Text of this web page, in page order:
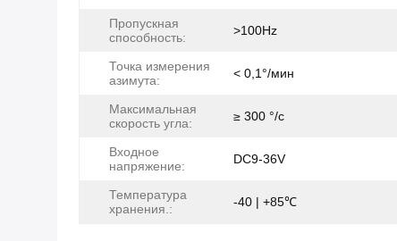
Пропускная
способность:
>100Hz
Точка измерения
азимута:
< 0,1°/мин
Максимальная
скорость угла:
≥ 300 °/с
Входное
напряжение:
DC9-36V
Температура
хранения.:
-40 | +85℃